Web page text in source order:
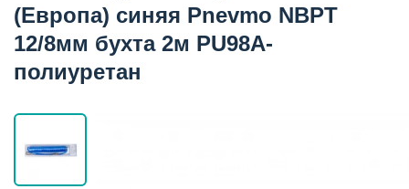
(Европа) синяя Pnevmo NBPT
12/8мм бухта 2м PU98A-
полиуретан